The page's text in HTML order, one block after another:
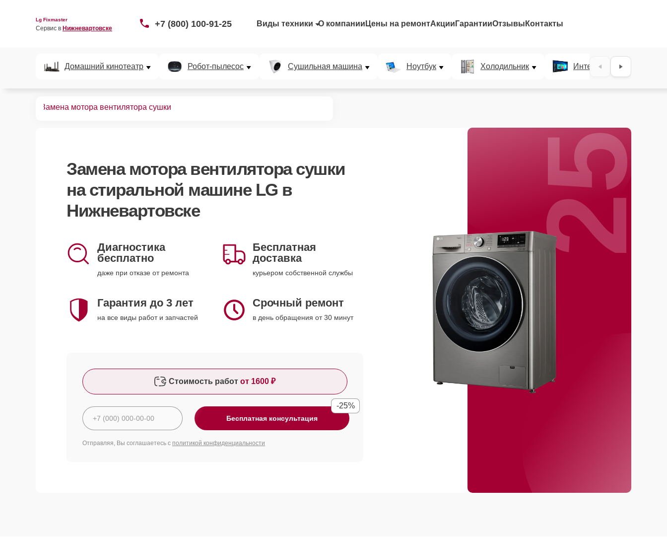
Lg Fixmaster
Сервис в Нижневартовске +7 (800) 100-91-25 Виды техники О компании Цены на ремонтАкции ГарантииОтзывы Контакты
Домашний кинотеатр Робот-пылесос Сушильная машина Ноутбук Холодильник Интерактивные панели
Замена мотора вентилятора сушки
Замена мотора вентилятора сушки
на стиральной машине LG в
Нижневартовске
Диагностика
бесплатно
даже при отказе от ремонта
Бесплатная
доставка
курьером собственной службы
Гарантия до 3 лет
на все виды работ и запчастей
Срочный ремонт
в день обращения от 30 минут
Стоимость работ от 1600 ₽
Бесплатная консультация
-25%
Отправляя, Вы соглашаетесь с политикой конфиденциальности
25%